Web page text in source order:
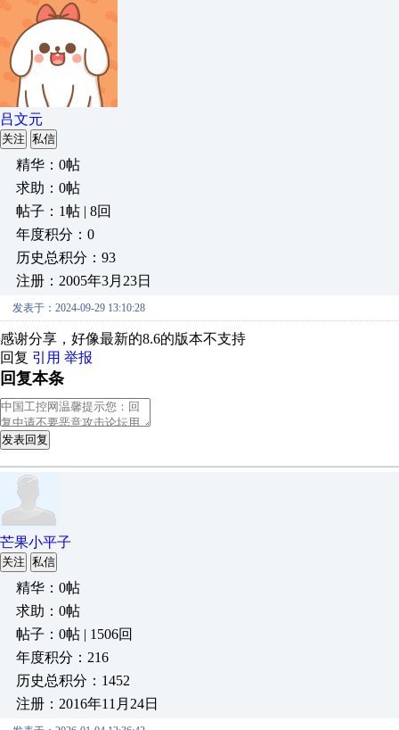
吕文元
关注 私信
精华：0帖
求助：0帖
帖子：1帖 | 8回
年度积分：0
历史总积分：93
注册：2005年3月23日
发表于：2024-09-29 13:10:28
感谢分享，好像最新的8.6的版本不支持
回复 引用 举报
回复本条
发表回复
芒果小平子
关注 私信
精华：0帖
求助：0帖
帖子：0帖 | 1506回
年度积分：216
历史总积分：1452
注册：2016年11月24日